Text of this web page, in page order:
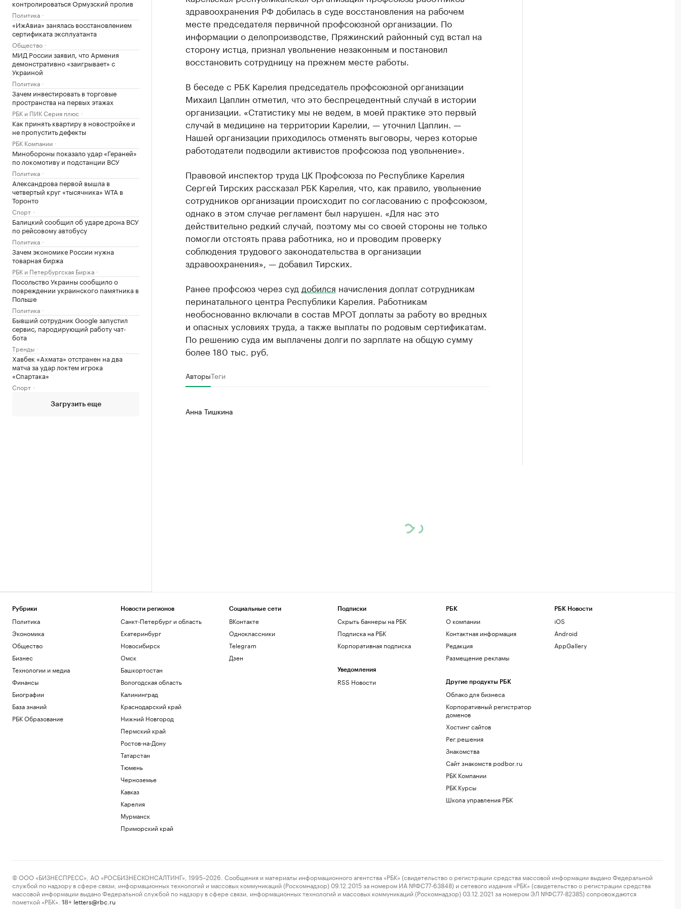
контролироваться Ормузский пролив
Политика
«ИжАвиа» занялась восстановлением
сертификата эксплуатанта
Общество
МИД России заявил, что Армения
демонстративно «заигрывает» с
Украиной
Политика
Зачем инвестировать в торговые
пространства на первых этажах
РБК и ПИК Серия плюс
Как принять квартиру в новостройке и
не пропустить дефекты
РБК Компании
Минобороны показало удар «Гераней»
по локомотиву и подстанции ВСУ
Политика
Александрова первой вышла в
четвертый круг «тысячника» WTA в
Торонто
Спорт
Балицкий сообщил об ударе дрона ВСУ
по рейсовому автобусу
Политика
Зачем экономике России нужна
товарная биржа
РБК и Петербургская Биржа
Посольство Украины сообщило о
повреждении украинского памятника в
Польше
Политика
Бывший сотрудник Google запустил
сервис, пародирующий работу чат-
бота
Тренды
Хавбек «Ахмата» отстранен на два
матча за удар локтем игрока
«Спартака»
Спорт
Загрузить еще
здравоохранения РФ добилась в суде восстановления на рабочем
месте председателя первичной профсоюзной организации. По
информации о делопроизводстве, Пряжинский районный суд встал на
сторону истца, признал увольнение незаконным и постановил
восстановить сотрудницу на прежнем месте работы.
В беседе с РБК Карелия председатель профсоюзной организации
Михаил Цаплин отметил, что это беспрецедентный случай в истории
организации. «Статистику мы не ведем, в моей практике это первый
случай в медицине на территории Карелии, — уточнил Цаплин. —
Нашей организации приходилось отменять выговоры, через которые
работодатели подводили активистов профсоюза под увольнение».
Правовой инспектор труда ЦК Профсоюза по Республике Карелия
Сергей Тирских рассказал РБК Карелия, что, как правило, увольнение
сотрудников организации происходит по согласованию с профсоюзом,
однако в этом случае регламент был нарушен. «Для нас это
действительно редкий случай, поэтому мы со своей стороны не только
помогли отстоять права работника, но и проводим проверку
соблюдения трудового законодательства в организации
здравоохранения», — добавил Тирских.
Ранее профсоюз через суд добился начисления доплат сотрудникам
перинатального центра Республики Карелия. Работникам
необоснованно включали в состав МРОТ доплаты за работу во вредных
и опасных условиях труда, а также выплаты по родовым сертификатам.
По решению суда им выплачены долги по зарплате на общую сумму
более 180 тыс. руб.
АвторыТеги
Анна Тишкина
Рубрики
Политика
Экономика
Общество
Бизнес
Технологии и медиа
Финансы
Биографии
База знаний
РБК Образование
Новости регионов
Санкт-Петербург и область
Екатеринбург
Новосибирск
Омск
Башкортостан
Вологодская область
Калининград
Краснодарский край
Нижний Новгород
Пермский край
Ростов-на-Дону
Татарстан
Тюмень
Черноземье
Кавказ
Карелия
Мурманск
Приморский край
Социальные сети
ВКонтакте
Одноклассники
Telegram
Дзен
Подписки
Скрыть баннеры на РБК
Подписка на РБК
Корпоративная подписка
Уведомления
RSS Новости
РБК
О компании
Контактная информация
Редакция
Размещение рекламы
Другие продукты РБК
Облако для бизнеса
Корпоративный регистратор
доменов
Хостинг сайтов
Рег.решения
Знакомства
Сайт знакомств podbor.ru
РБК Компании
РБК Курсы
Школа управления РБК
РБК Новости
iOS
Android
AppGallery
© ООО «БИЗНЕСПРЕСС», АО «РОСБИЗНЕСКОНСАЛТИНГ», 1995–2026. Сообщения и материалы информационного агентства «РБК» (свидетельство о регистрации средства массовой информации выдано Федеральной
службой по надзору в сфере связи, информационных технологий и массовых коммуникаций (Роскомнадзор) 09.12.2015 за номером ИА №ФС77-63848) и сетевого издания «РБК» (свидетельство о регистрации средства
массовой информации выдано Федеральной службой по надзору в сфере связи, информационных технологий и массовых коммуникаций (Роскомнадзор) 03.12.2021 за номером ЭЛ №ФС77-82385) сопровождаются
пометкой «РБК».
18+ letters@rbc.ru